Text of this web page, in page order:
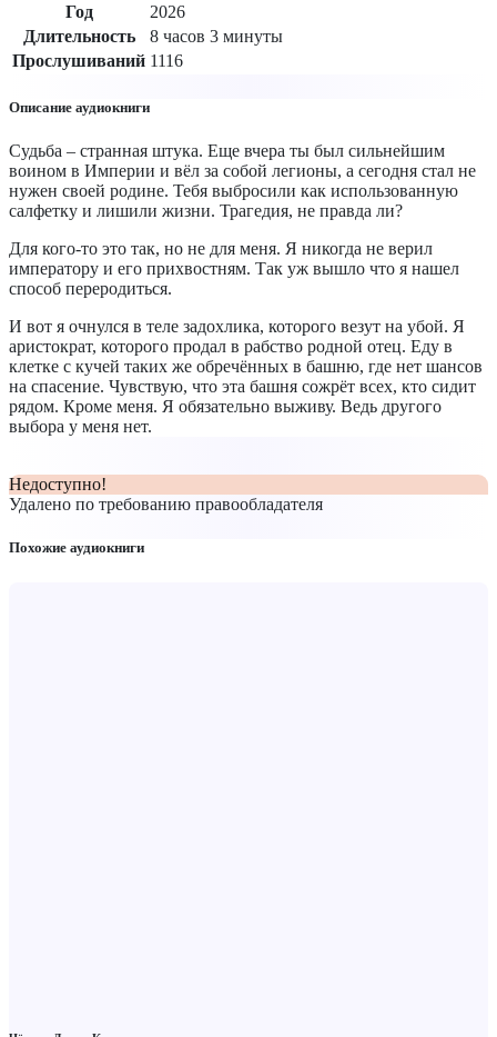
Год
2026
Длительность
8 часов 3 минуты
Прослушиваний 1116
Описание аудиокниги
Судьба – странная штука. Еще вчера ты был сильнейшим
воином в Империи и вёл за собой легионы, а сегодня стал не
нужен своей родине. Тебя выбросили как использованную
салфетку и лишили жизни. Трагедия, не правда ли?
Для кого-то это так, но не для меня. Я никогда не верил
императору и его прихвостням. Так уж вышло что я нашел
способ переродиться.
И вот я очнулся в теле задохлика, которого везут на убой. Я
аристократ, которого продал в рабство родной отец. Еду в
клетке с кучей таких же обречённых в башню, где нет шансов
на спасение. Чувствую, что эта башня сожрёт всех, кто сидит
рядом. Кроме меня. Я обязательно выживу. Ведь другого
выбора у меня нет.
Недоступно!
Удалено по требованию правообладателя
Похожие аудиокниги